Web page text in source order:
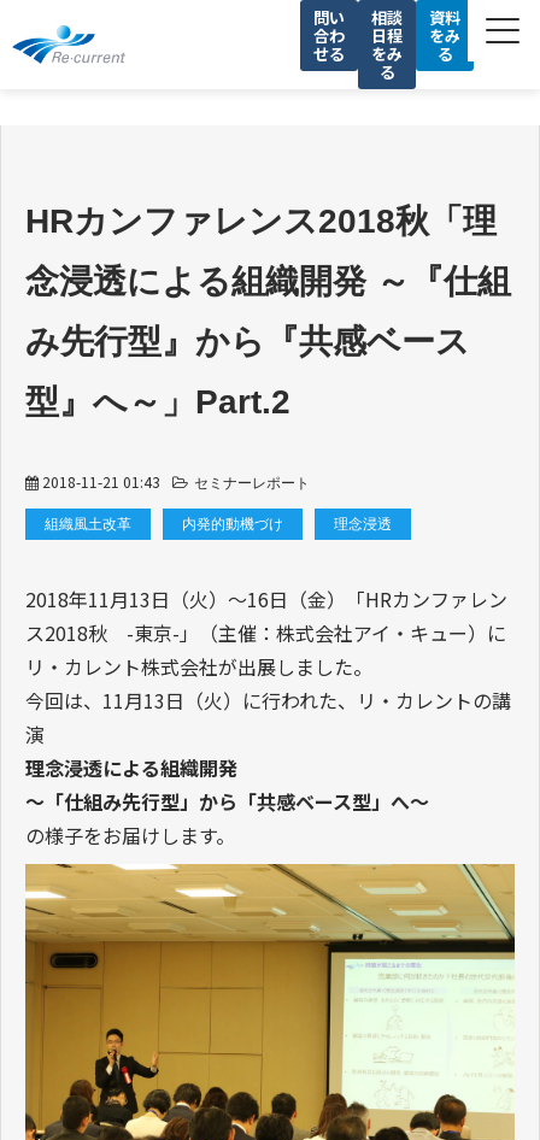
問い
合わ
せる
相談
日程
をみ
る
資料
をみ
る
セミナー
コラム
会社情報
HRカンファレンス2018秋「理
念浸透による組織開発 ～『仕組
み先行型』から『共感ベース
型』へ～」Part.2
2018-11-21 01:43 セミナーレポート
組織風土改革 内発的動機づけ 理念浸透
2018年11月13日（火）～16日（金）「HRカンファレン
ス2018秋 -東京-」（主催：株式会社アイ・キュー）に
リ・カレント株式会社が出展しました。
今回は、11月13日（火）に行われた、リ・カレントの講
演
理念浸透による組織開発
～「仕組み先行型」から「共感ベース型」へ～
の様子をお届けします。